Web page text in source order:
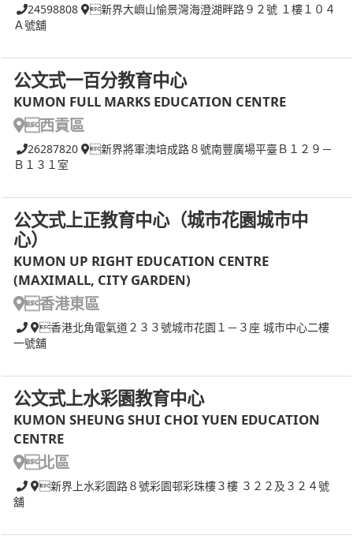
24598808
新界大嶼山愉景灣海澄湖畔路９２號 １樓１０４
Ａ號舖
公文式一百分教育中心
KUMON FULL MARKS EDUCATION CENTRE
西貢區
26287820
新界將軍澳培成路８號南豐廣場平臺Ｂ１２９－
Ｂ１３１室
公文式上正教育中心（城巿花園城巿中
心）
KUMON UP RIGHT EDUCATION CENTRE
(MAXIMALL, CITY GARDEN)
香港東區
香港北角電氣道２３３號城巿花園１－３座 城巿中心二樓
一號舖
公文式上水彩園教育中心
KUMON SHEUNG SHUI CHOI YUEN EDUCATION
CENTRE
北區
新界上水彩園路８號彩園邨彩珠樓３樓 ３２２及３２４號
舖